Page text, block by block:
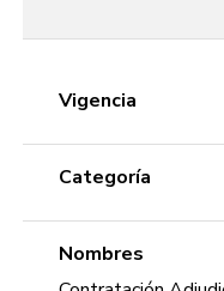
Vigencia
Categoría
Nombres